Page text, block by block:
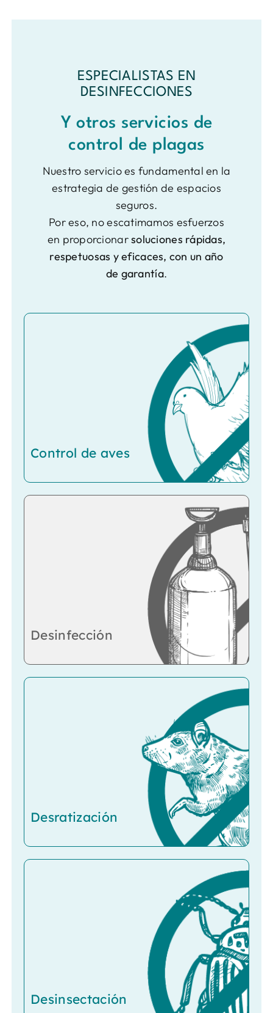
ESPECIALISTAS EN
DESINFECCIONES
Y otros servicios de
control de plagas
Nuestro servicio es fundamental en la
estrategia de gestión de espacios
seguros.
Por eso, no escatimamos esfuerzos
en proporcionarsoluciones rápidas,
respetuosas y eficaces, con un año
de garantía.
Control de aves
Desinfección
Desratización
Desinsectación